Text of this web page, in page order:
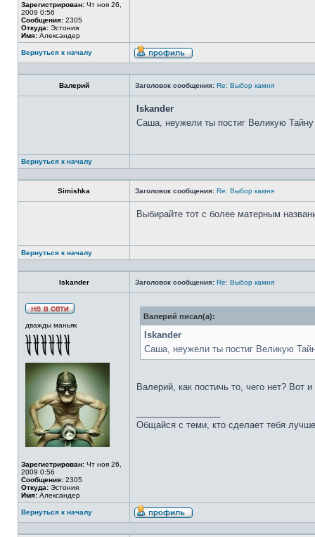
Зарегистрирован: Чт ноя 26,
2009 0:56
Сообщения: 2305
Откуда: Эстония
Имя: Александер
Вернуться к началу
Валерий Заголовок сообщения: Re: Выбор камня
Iskander
Саша, неужели ты постиг Великую
Вернуться к началу
Simishka Заголовок сообщения: Re: Выбор камня
Выбирайте тот с более матерным
Вернуться к началу
Iskander Заголовок сообщения: Re: Выбор камня
дважды маньяк
Зарегистрирован: Чт ноя 26,
2009 0:56
Сообщения: 2305
Откуда: Эстония
Имя: Александер
Валерий писал(а):
Iskander
Саша, неужели ты постиг Великую
Валерий, как постичь то, чего нет? Вот
Общайся с теми, кто сделает тебя
Вернуться к началу